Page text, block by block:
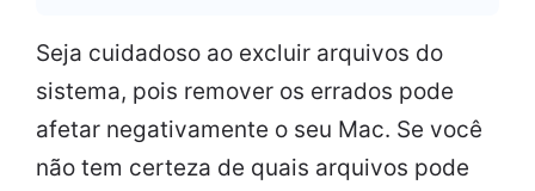
Seja cuidadoso ao excluir arquivos do
sistema, pois remover os errados pode
afetar negativamente o seu Mac. Se você
não tem certeza de quais arquivos pode